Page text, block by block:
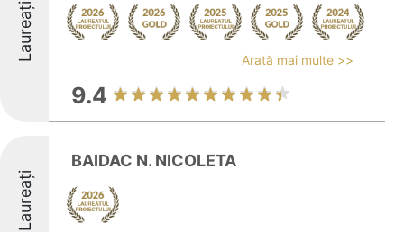
Laureați Arată mai multe >>
9.4
Laureați
BAIDAC N. NICOLETA